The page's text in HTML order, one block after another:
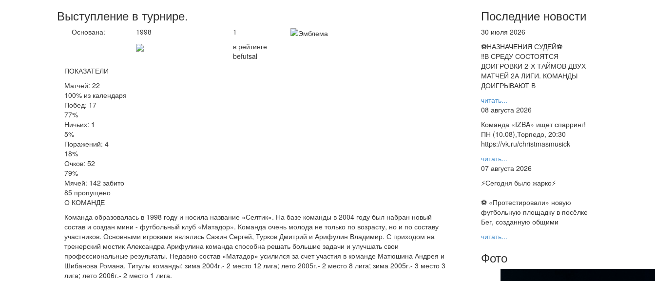
Выступление в турнире.
Основана: 1998
1
в рейтинге
befutsal
ПОКАЗАТЕЛИ
Матчей: 22
100% из календаря
Побед: 17
77%
Ничьих: 1
5%
Поражений: 4
18%
Очков: 52
79%
Мячей: 142 забито
85 пропущено
О КОМАНДЕ
Команда образовалась в 1998 году и носила название «Селтик». На базе команды в 2004 году был набран новый
состав и создан мини - футбольный клуб «Матадор». Команда очень молода не только по возрасту, но и по составу
участников. Основными игроками являлись Сажин Сергей, Турков Дмитрий и Арифулин Владимир. С приходом на
тренерский мостик Александра Арифулина команда способна решать большие задачи и улучшать свои
профессиональные результаты. Недавно состав «Матадор» усилился за счет участия в команде Матюшина Андрея и
Шибанова Романа. Титулы команды: зима 2004г.- 2 место 12 лига; лето 2005г.- 2 место 8 лига; зима 2005г.- 3 место 3
лига; лето 2006г.- 2 место 1 лига.
Последние новости
30 июля 2026
⚽НАЗНАЧЕНИЯ СУДЕЙ⚽
‼В СРЕДУ СОСТОЯТСЯ
ДОИГРОВКИ 2-Х ТАЙМОВ ДВУХ
МАТЧЕЙ 2А ЛИГИ. КОМАНДЫ
ДОИГРЫВАЮТ В
читать...
08 августа 2026
Команда «IZBA» ищет спарринг!
ПН (10.08),Торпедо, 20:30
https://vk.ru/christmasmusick
читать...
07 августа 2026
⚡️Сегодня было жарко⚡️
⚽ ️«Протестировали» новую
футбольную площадку в посёлке
Бег, созданную общими
читать...
Фото